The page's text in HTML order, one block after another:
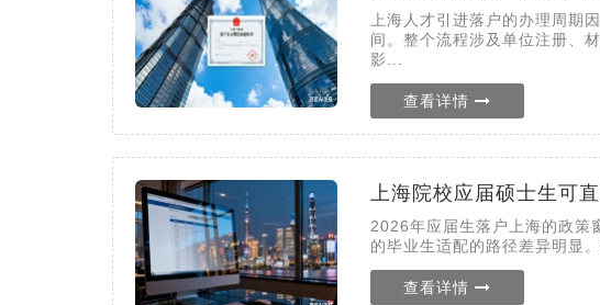
上海人才引进落户的办理周期
间。整个流程涉及单位注册、
影...
查看详情
上海院校应届硕士生可
2026年应届生落户上海的政策
的毕业生适配的路径差异明显
查看详情